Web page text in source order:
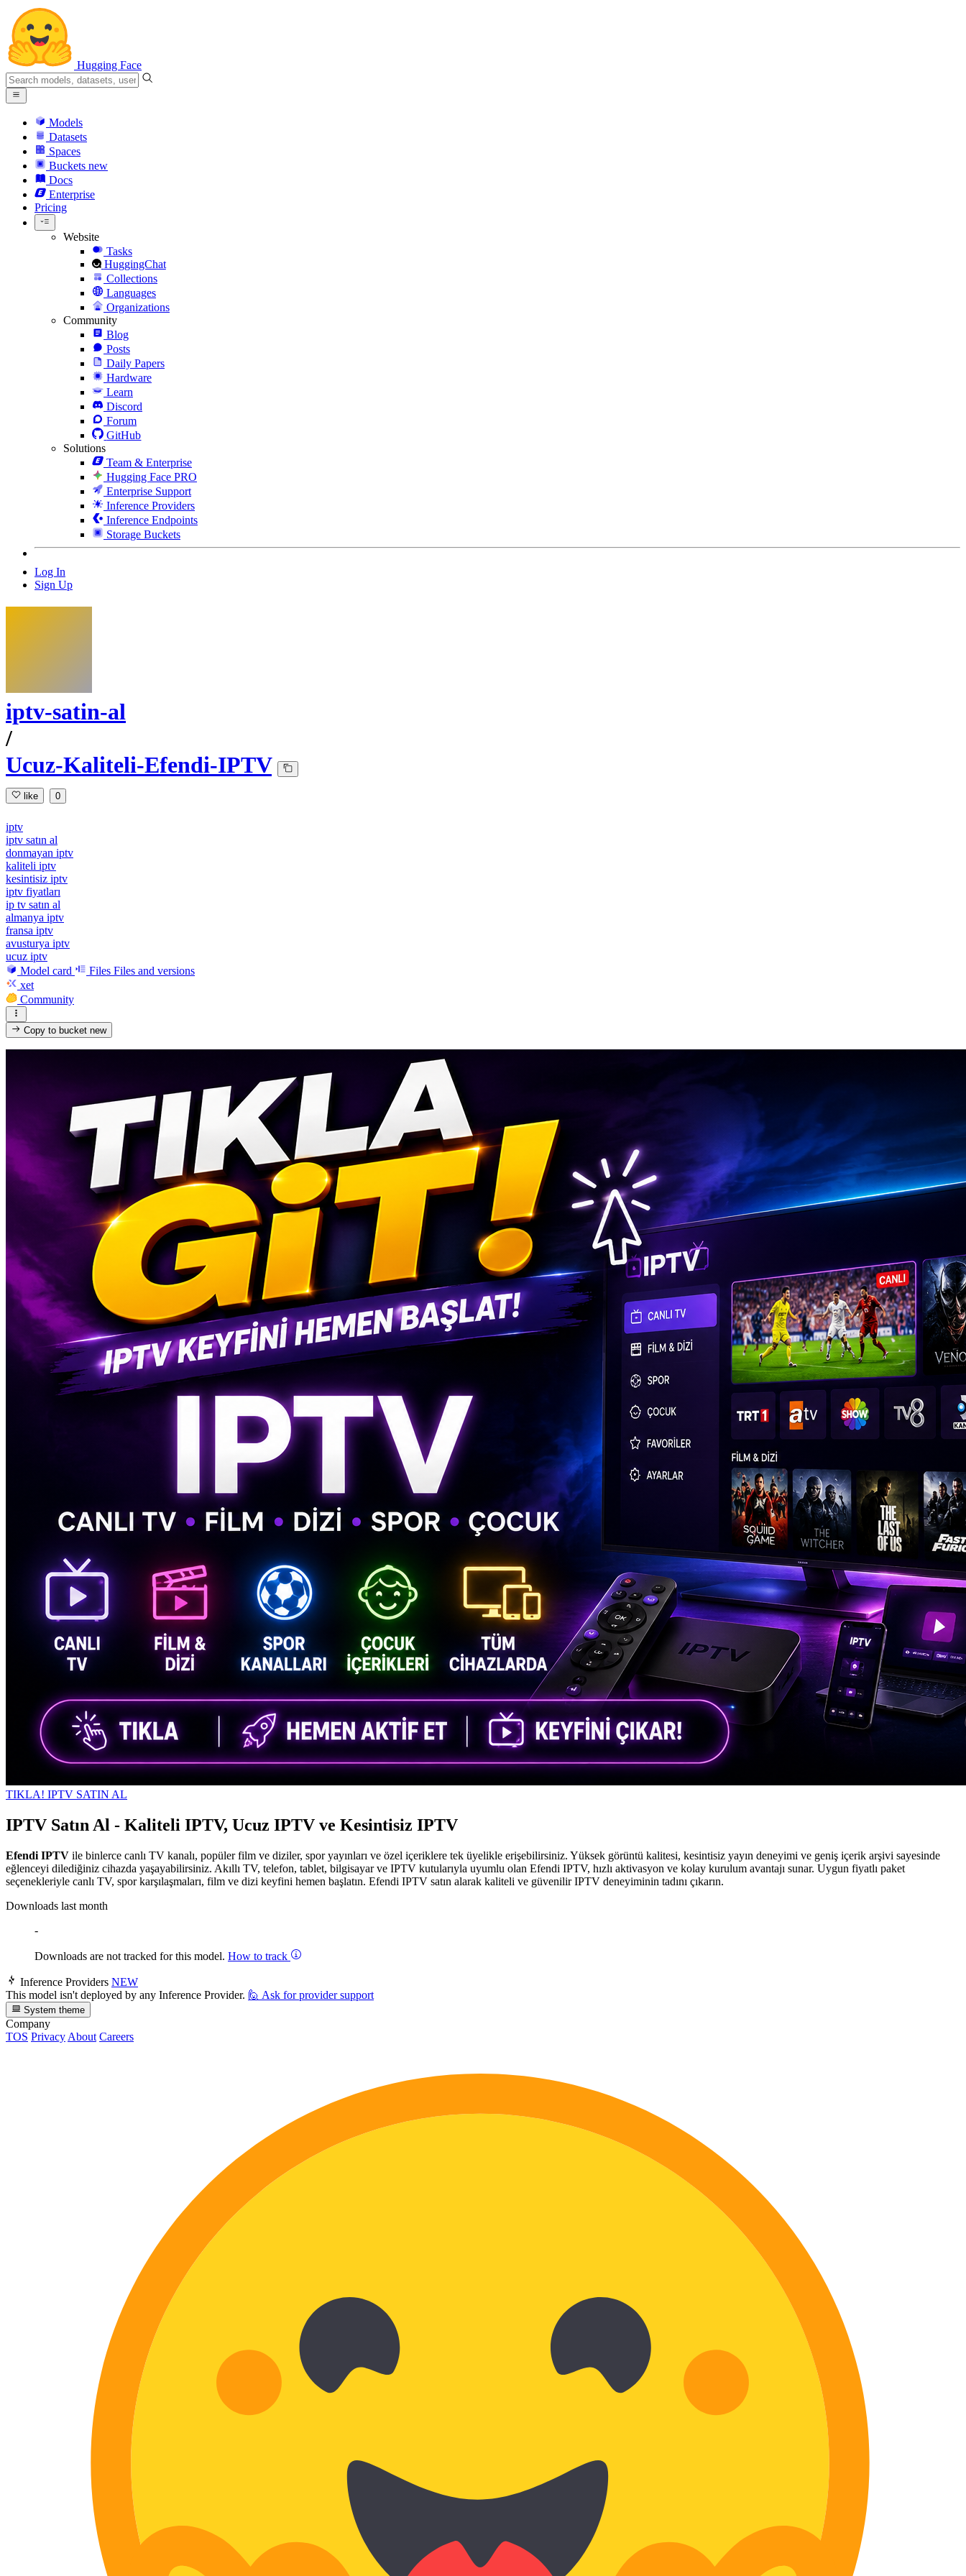
Hugging Face
Models
Datasets
Spaces
Buckets new
Docs
Enterprise
Pricing
Website
Tasks
HuggingChat
Collections
Languages
Organizations
Community
Blog
Posts
Daily Papers
Hardware
Learn
Discord
Forum
GitHub
Solutions
Team & Enterprise
Hugging Face PRO
Enterprise Support
Inference Providers
Inference Endpoints
Storage Buckets
Log In
Sign Up
iptv-satin-al
/
Ucuz-Kaliteli-Efendi-IPTV
like 0
iptv
iptv satın al
donmayan iptv
kaliteli iptv
kesintisiz iptv
iptv fiyatları
ip tv satın al
almanya iptv
fransa iptv
avusturya iptv
ucuz iptv
Model card
Files Files and versions
xet
Community
Copy to bucketnew
TIKLA! IPTV SATIN AL
IPTV Satın Al - Kaliteli IPTV, Ucuz IPTV ve Kesintisiz IPTV
Efendi IPTV ile binlerce canlı TV kanalı, popüler film ve diziler, spor yayınları ve özel içeriklere tek üyelikle erişebilirsiniz. Yüksek görüntü kalitesi, kesintisiz yayın deneyimi ve geniş içerik arşivi sayesinde
eğlenceyi dilediğiniz cihazda yaşayabilirsiniz. Akıllı TV, telefon, tablet, bilgisayar ve IPTV kutularıyla uyumlu olan Efendi IPTV, hızlı aktivasyon ve kolay kurulum avantajı sunar. Uygun fiyatlı paket
seçenekleriyle canlı TV, spor karşılaşmaları, film ve dizi keyfini hemen başlatın. Efendi IPTV satın alarak kaliteli ve güvenilir IPTV deneyiminin tadını çıkarın.
Downloads last month
-
Downloads are not tracked for this model. How to track
Inference Providers NEW
This model isn't deployed by any Inference Provider. 🙋 Ask for provider support
System theme
Company
TOS Privacy About Careers